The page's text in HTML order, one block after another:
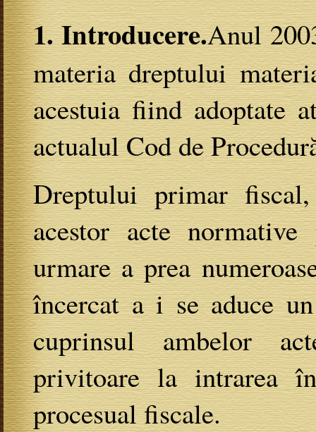
1. Introducere.Anul
materia dreptului
acestuia fiind adoptate
actualul Cod de
Dreptului primar
acestor acte
urmare a prea
încercat a i se aduce
cuprinsul ambelor
privitoare la intrarea
procesual fiscale.